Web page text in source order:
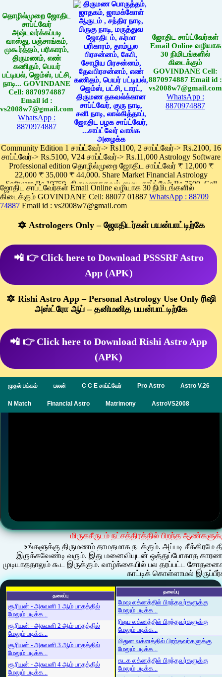
தொழில்முறை ஜோதிட
சாப்ட்வேர்
அஷ்டவர்க்கப்படி
வாஸ்து, பஞ்சாங்கம்,
முகூர்த்தம், பரிகாரம்,
திருமணம், எண்
கணிதம், பெயர்
பட்டியல், ஜெம்ஸ், பட்சி,
நாடி... GOVINDANE
Cell: 8870974887
Email id :
vs2008w7@gmail.com
WhatsApp :
8870974887
ஜோதிட சாப்ட்வேர்கள்
Email Online வழியாக
30 நிமிடங்களில்
கிடைக்கும்
GOVINDANE Cell:
8870974887 Email id :
vs2008w7@gmail.com
WhatsApp :
8870974887
Community Edition 1 சாப்ட்வேர்-> Rs1100, 2 சாப்ட்வேர்-> Rs.2100, 16
சாப்ட்வேர்-> Rs.5100, V24 சாப்ட்வேர்-> Rs.11,000 Astrology Software
Professional edition தொழில்முறை ஜோதிட சாப்ட்வேர் ₹ 12,000 ₹
22,000 ₹ 35,000 ₹ 44,000. Share Market Financial Astrology
Software Rs.19750, திருமணதகவல் மைய சாப்ட்வேர் Rs.7500, Cell
Phone App Rs. 1100
Pay online
ஜோதிட சாப்ட்வேர்கள் Email Online வழியாக 30 நிமிடங்களில்
கிடைக்கும் GOVINDANE Cell: 88077 01887 WhatsApp : 88709
74887 Email id : vs2008w7@gmail.com
🔯 Astrologers Only – ஜோதிடர்கள் பயன்பாட்டிற்கே
📲 👉 Click here to Download PSSSRF Astro
App (APK)
🔯 Rishi Astro App – Personal Astrology Use Only ரிஷி
அஸ்ட்ரோ ஆப் – தனிமனித பயன்பாட்டிற்கே
📲 👉 Click here to Download Rishi Astro App
(APK)
முதல் பக்கம் பலன் C C E சாப்ட்வேர் Pro Astro Astro V.26
N Match Financial Astro Matrimony AstroVS2008
மிருகசீருடம் நட்சத்திரத்தில் பிறந்த
உங்களுக்கு திருமணம் தாமதமாக நடக்கும். அப்படி சீக்கிரமே
இருக்கவேண்டி வரும். இது மனைவியுடன் ஒத்துப்போகாத
முடியாததாலும் கூட இருக்கும். வாழ்க்கையில் பல தரப்பட்ட
காட்டிக் கொள்ளாமல்
தலைப்பு
சூரியன் - அசுவனி 1 ஆம் பாதத்தில்
மேலும் படிக்க...
சூரியன் - அசுவனி 2 ஆம் பாதத்தில்
மேலும் படிக்க...
சூரியன் - அசுவனி 3 ஆம் பாதத்தில்
மேலும் படிக்க...
சூரியன் - அசுவனி 4 ஆம் பாதத்தில்
மேலும் படிக்க...
தலைப்பு
மேஷ லக்னத்தில் பிறந்தவர்களுக்கு
மேலும் படிக்க...
ரிஷப லக்னத்தில் பிறந்தவர்களுக்கு
மேலும் படிக்க...
மிதுன லக்னத்தில் பிறந்தவர்களுக்கு
மேலும் படிக்க...
கடக லக்னத்தில் பிறந்தவர்களுக்கு
மேலும் படிக்க...